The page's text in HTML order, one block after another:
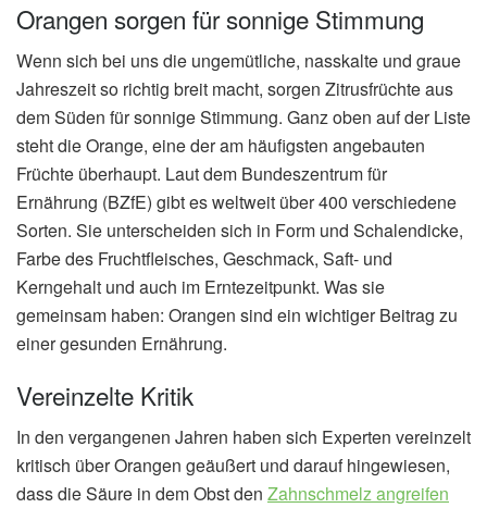
Orangen sorgen für sonnige Stimmung
Wenn sich bei uns die ungemütliche, nasskalte und graue
Jahreszeit so richtig breit macht, sorgen Zitrusfrüchte aus
dem Süden für sonnige Stimmung. Ganz oben auf der Liste
steht die Orange, eine der am häufigsten angebauten
Früchte überhaupt. Laut dem Bundeszentrum für
Ernährung (BZfE) gibt es weltweit über 400 verschiedene
Sorten. Sie unterscheiden sich in Form und Schalendicke,
Farbe des Fruchtfleisches, Geschmack, Saft- und
Kerngehalt und auch im Erntezeitpunkt. Was sie
gemeinsam haben: Orangen sind ein wichtiger Beitrag zu
einer gesunden Ernährung.
Vereinzelte Kritik
In den vergangenen Jahren haben sich Experten vereinzelt
kritisch über Orangen geäußert und darauf hingewiesen,
dass die Säure in dem Obst den Zahnschmelz angreifen